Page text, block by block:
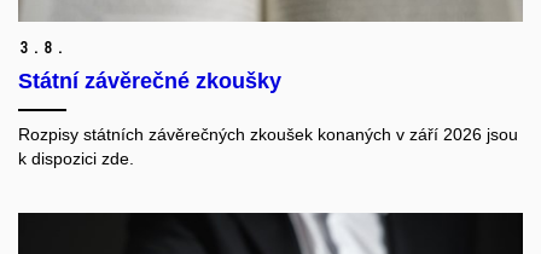
3. 8.
Státní závěrečné zkoušky
Rozpisy státních závěrečných zkoušek konaných v září 2026 jsou
k dispozici zde.